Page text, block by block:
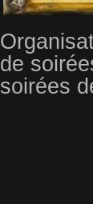
de
soirées